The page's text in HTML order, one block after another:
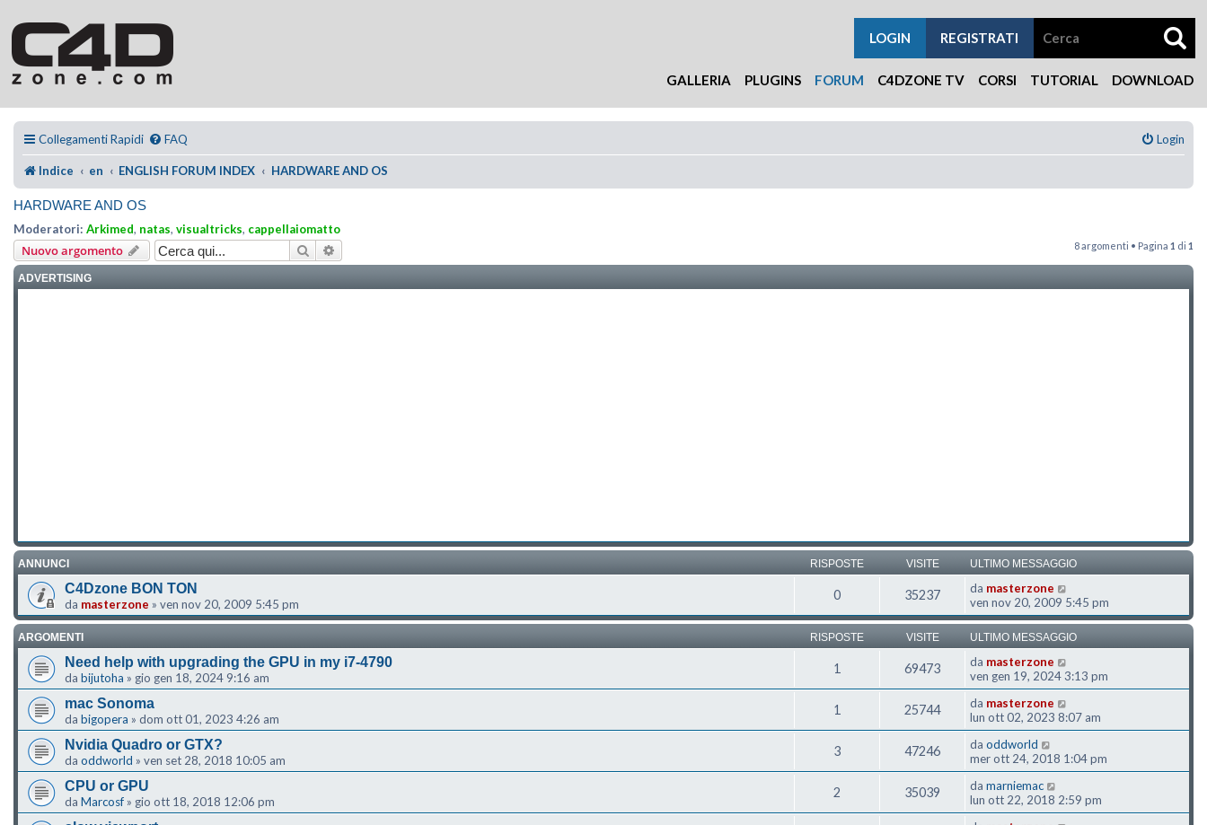
GALLERIA PLUGINS FORUM C4DZONE TV CORSI TUTORIAL DOWNLOAD
REGISTRATI
LOGIN
Collegamenti Rapidi FAQ Login
Indice en ENGLISH FORUM INDEX HARDWARE AND OS
HARDWARE AND OS
Moderatori: Arkimed, natas, visualtricks, cappellaiomatto
Nuovo argomento Cerca 8 argomenti • Pagina 1 di 1
ADVERTISING
ANNUNCI RISPOSTE VISITE ULTIMO MESSAGGIO
C4Dzone BON TON
da masterzone » ven nov 20, 2009 5:45 pm
0 35237 da masterzone
ven nov 20, 2009 5:45 pm
ARGOMENTI RISPOSTE VISITE ULTIMO MESSAGGIO
Need help with upgrading the GPU in my i7-4790
da bijutoha » gio gen 18, 2024 9:16 am
1 69473 da masterzone
ven gen 19, 2024 3:13 pm
mac Sonoma
da bigopera » dom ott 01, 2023 4:26 am
1 25744 da masterzone
lun ott 02, 2023 8:07 am
Nvidia Quadro or GTX?
da oddworld » ven set 28, 2018 10:05 am
3 47246 da oddworld
mer ott 24, 2018 1:04 pm
CPU or GPU
da Marcosf » gio ott 18, 2018 12:06 pm
2 35039 da marniemac
lun ott 22, 2018 2:59 pm